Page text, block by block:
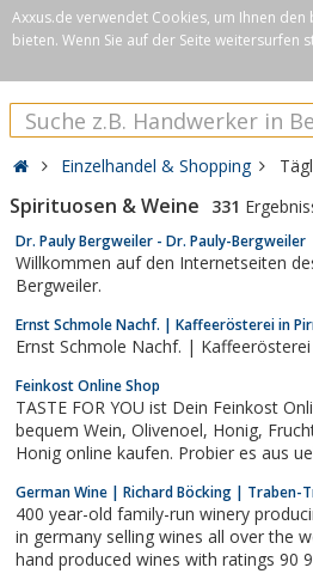
Axxus.de verwendet Cookies, um Ihnen den
bieten. Wenn Sie auf der Seite weitersurfen
Einzelhandel & Shopping
Spirituosen & Weine 331
Dr. Pauly Bergweiler - Dr. Pauly-Bergweiler
Willkommen auf den Internetseiten
Bergweiler.
Ernst Schmole Nachf. | Kaffeerösterei in
Ernst Schmole Nachf. |
Feinkost Online Shop
TASTE FOR YOU ist Dein Feinkost
bequem Wein, Olivenoel, Honig, Fruchtaufstriche und Manuka
Honig online kaufen. Probier es aus
German Wine | Richard Böcking | Traben-
400 year-old family-run winery producing dry, crisp
in germany selling wines all over the world, including the
hand produced wines with ratings 90